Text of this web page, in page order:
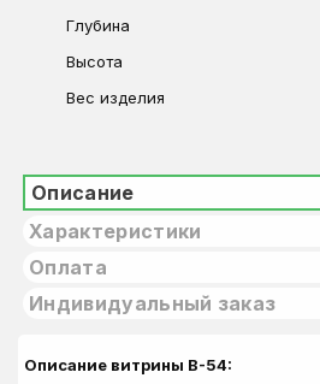
Глубина
Высота
Вес изделия
Описание
Характеристики
Оплата
Индивидуальный заказ
Описание витрины В-54: